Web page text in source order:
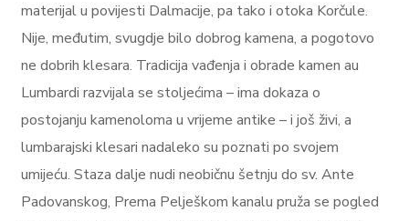
materijal u povijesti Dalmacije, pa tako i otoka Korčule.
Nije, međutim, svugdje bilo dobrog kamena, a pogotovo
ne dobrih klesara. Tradicija vađenja i obrade kamen au
Lumbardi razvijala se stoljećima – ima dokaza o
postojanju kamenoloma u vrijeme antike – i još živi, a
lumbarajski klesari nadaleko su poznati po svojem
umijeću. Staza dalje nudi neobičnu šetnju do sv. Ante
Padovanskog, Prema Pelješkom kanalu pruža se pogled